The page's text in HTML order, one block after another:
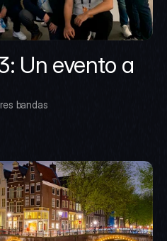
Un evento a
bandas